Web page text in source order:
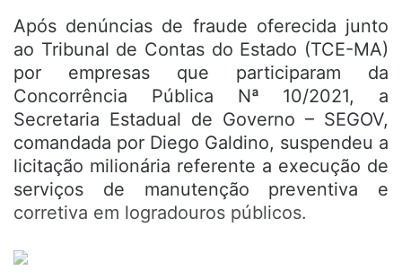
Após denúncias de fraude oferecida junto
ao Tribunal de Contas do Estado (TCE-MA)
por empresas que participaram da
Concorrência Pública Nª 10/2021, a
Secretaria Estadual de Governo – SEGOV,
comandada por Diego Galdino, suspendeu a
licitação milionária referente a execução de
serviços de manutenção preventiva e
corretiva em logradouros públicos.